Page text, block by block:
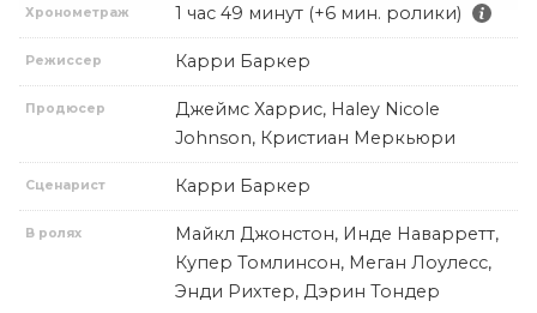
Хронометраж 1 час 49 минут (+6 мин. ролики)
Режиссер Карри Баркер
Продюсер
Джеймс Харрис, Haley Nicole
Johnson, Кристиан Меркьюри
Сценарист Карри Баркер
В ролях
Майкл Джонстон, Инде Наварретт,
Купер Томлинсон, Меган Лоулесс,
Энди Рихтер, Дэрин Тондер